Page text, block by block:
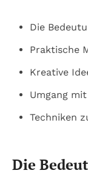
Die
Praktische
Kreative
Umgang
Techniken
Die